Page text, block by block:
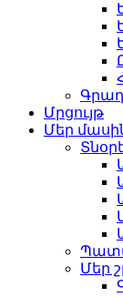
Մրցույթ
Մեր
Մեր